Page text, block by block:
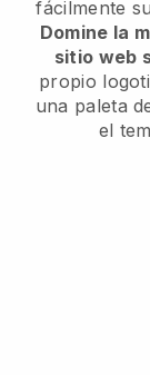
fácilmente
Domine la
sitio web
propio
una paleta
el